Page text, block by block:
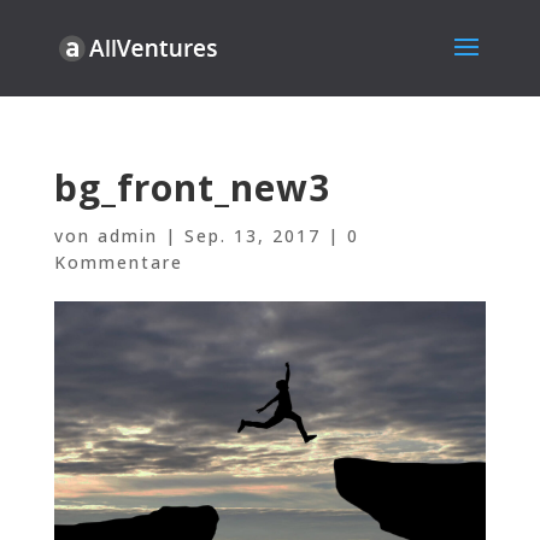
bg_front_new3
von admin | Sep. 13, 2017 | 0
Kommentare